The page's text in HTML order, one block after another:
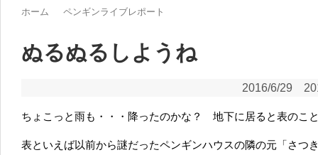
ホーム ペンギンライブレポート
ぬるぬるしようね
2016/6/29
ちょこっと雨も・・・降ったのかな？ 地下に居ると表のこ
表といえば以前から謎だったペンギンハウスの隣の元「さつ